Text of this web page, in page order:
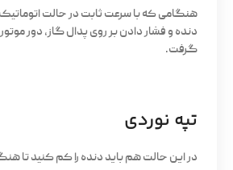
هنگامی که با سرعت ثابت در حالت
دنده و فشار دادن بر روی پدال گاز، دور
گرفت.
تپه نوردی
در این حالت هم باید دنده را کم کنید تا